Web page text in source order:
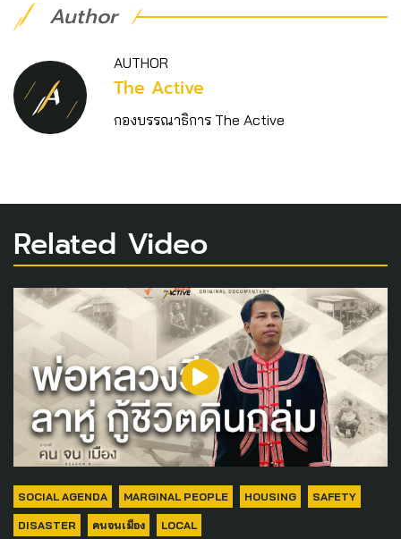
Author
AUTHOR
The Active
กองบรรณาธิการ The Active
Related Video
SOCIAL AGENDA MARGINAL PEOPLE HOUSING SAFETY
DISASTER คนจนเมือง LOCAL